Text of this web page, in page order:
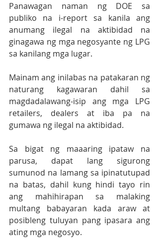
Panawagan naman ng DOE sa
publiko na i-report sa kanila ang
anumang ilegal na aktibidad na
ginagawa ng mga negosyante ng LPG
sa kanilang mga lugar.
Mainam ang inilabas na patakaran ng
naturang kagawaran dahil sa
magdadalawang-isip ang mga LPG
retailers, dealers at iba pa na
gumawa ng ilegal na aktibidad.
Sa bigat ng maaaring ipataw na
parusa, dapat lang sigurong
sumunod na lamang sa ipinatutupad
na batas, dahil kung hindi tayo rin
ang mahihirapan sa malaking
multang babayaran kada araw at
posibleng tuluyan pang ipasara ang
ating mga negosyo.